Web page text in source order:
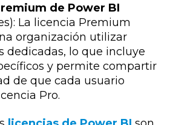
de Power BI
La licencia Premium
organización utilizar
dedicadas, lo que incluye
y permite compartir
de que cada usuario
Pro.